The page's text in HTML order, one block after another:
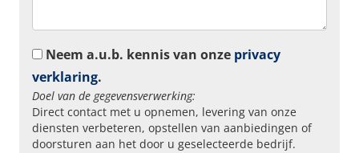
Neem a.u.b. kennis van onze privacy
verklaring.
Doel van de gegevensverwerking:
Direct contact met u opnemen, levering van onze
diensten verbeteren, opstellen van aanbiedingen of
doorsturen aan het door u geselecteerde bedrijf.